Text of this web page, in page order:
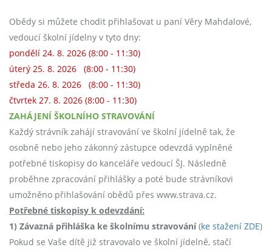
Obědy si můžete chodit přihlašovat u paní Věry Mahdalové,
vedoucí školní jídelny v tyto dny:
pondělí 24. 8. 2026 (8:00 - 11:30)
úterý 25. 8. 2026 (8:00 - 11:30)
středa 26. 8. 2026 (8:00 - 11:30)
čtvrtek 27. 8. 2026 (8:00 - 11:30)
ZAHÁJENÍ ŠKOLNÍHO STRAVOVÁNÍ
Každý strávník zahájí stravování ve školní jídelně tak, že
osobně nebo jeho zákonný zástupce odevzdá vyplněné
potřebné tiskopisy do kanceláře vedoucí ŠJ. Následně
proběhne zpracování přihlášky a poté bude strávníkovi
umožněno přihlašování obědů přes www.strava.cz.
Potřebné tiskopisy k odevzdání:
1) Závazná přihláška ke školnímu stravování(ke stažení ZDE)
Pokud se Vaše dítě již stravovalo ve školní jídelně, stačí